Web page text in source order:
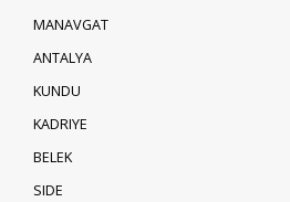
MANAVGAT
ANTALYA
KUNDU
KADRIYE
BELEK
SIDE